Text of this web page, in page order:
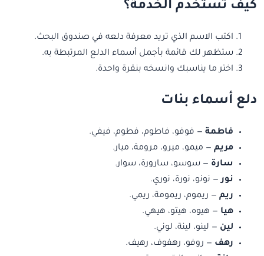
كيف تستخدم الخدمة؟
اكتب الاسم الذي تريد معرفة دلعه في صندوق البحث.
ستظهر لك قائمة بأجمل أسماء الدلع المرتبطة به.
اختر ما يناسبك وانسخه بنقرة واحدة.
دلع أسماء بنات
فاطمة — فوفو، فاطوم، فطوم، فيفي.
مريم — ميمو، ميرو، مرومة، ميار.
سارة — سوسو، سارورة، سوار.
نور— نونو، نورة، نوري.
ريم — ريموم، ريمومة، ريمي.
هيا — هيوه، هيتو، هيهي.
لين — لينو، لينة، لوني.
رهف — روفو، رهفوف، رهيف.